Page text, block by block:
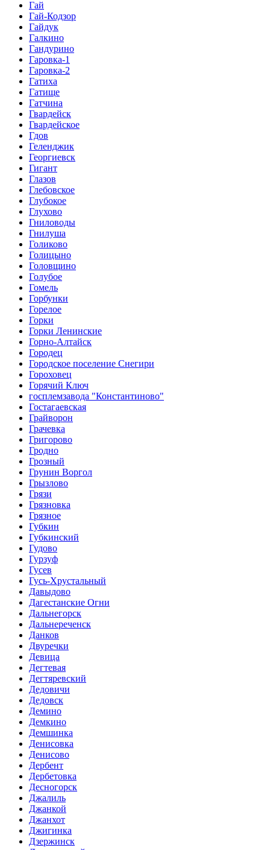
Гай
Гай-Кодзор
Гайдук
Галкино
Гандурино
Гаровка-1
Гаровка-2
Гатиха
Гатище
Гатчина
Гвардейск
Гвардейское
Гдов
Геленджик
Георгиевск
Гигант
Глазов
Глебовское
Глубокое
Глухово
Гниловоды
Гнилуша
Голиково
Голицыно
Головщино
Голубое
Гомель
Горбунки
Горелое
Горки
Горки Ленинские
Горно-Алтайск
Городец
Городское поселение Снегири
Гороховец
Горячий Ключ
госплемзавода "Константиново"
Гостагаевская
Грайворон
Грачевка
Григорово
Гродно
Грозный
Грунин Воргол
Грызлово
Грязи
Грязновка
Грязное
Губкин
Губкинский
Гудово
Гурзуф
Гусев
Гусь-Хрустальный
Давыдово
Дагестанские Огни
Дальнегорск
Дальнереченск
Данков
Двуречки
Девица
Дегтевая
Дегтяревский
Дедовичи
Дедовск
Демино
Демкино
Демшинка
Денисовка
Денисово
Дербент
Дербетовка
Десногорск
Джалиль
Джанкой
Джанхот
Джигинка
Дзержинск